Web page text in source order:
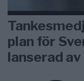
plan för
lanserad